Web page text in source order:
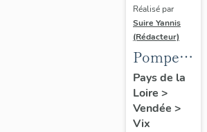
Réalisé par
Suire Yannis
(Rédacteur)
Pompe à
eau ; le
Pont de
Vix, 16
Pays de la
Loire >
Vendée >
Vix